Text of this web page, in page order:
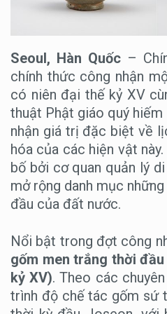
Seoul, Hàn Quốc –
chính thức công nhận
có niên đại thế kỷ XV
thuật Phật giáo quý hiếm
nhận giá trị đặc biệt về
hóa của các hiện vật
bố bởi cơ quan quản lý
mở rộng danh mục
đầu của đất nước.
Nổi bật trong đợt công
gốm men trắng thời
kỷ XV). Theo các
trình độ chế tác gốm sứ